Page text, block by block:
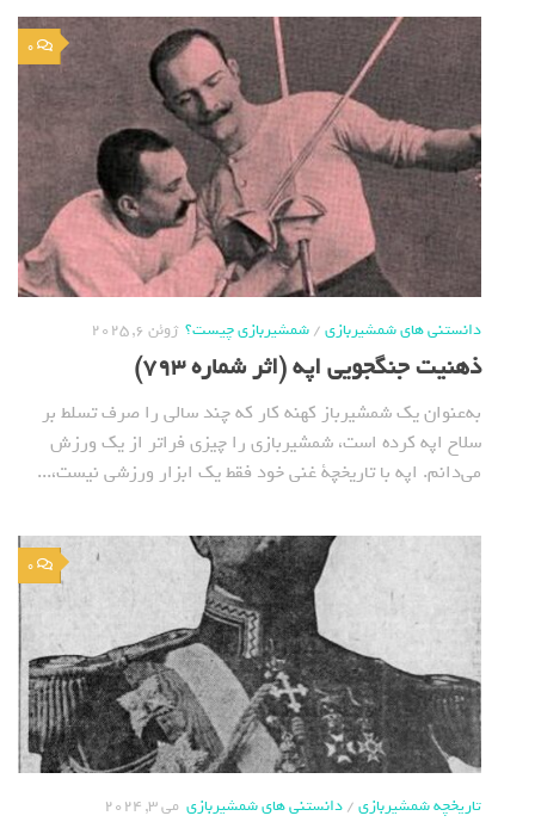
0
دانستنی های شمشیربازی/شمشیربازی چیست؟ ژوئن 6, 2025
ذهنیت جنگجویی اپه (اثر شماره 793)
به‌عنوان یک شمشیرباز کهنه کار که چند سالی را صرف تسلط بر
سلاح اپه کرده است، شمشیربازی را چیزی فراتر از یک ورزش
می‌دانم. اپه با تاریخچة غنی خود فقط یک ابزار ورزشی نیست،...
0
تاریخچه شمشیربازی/دانستنی های شمشیربازی می 3, 2024